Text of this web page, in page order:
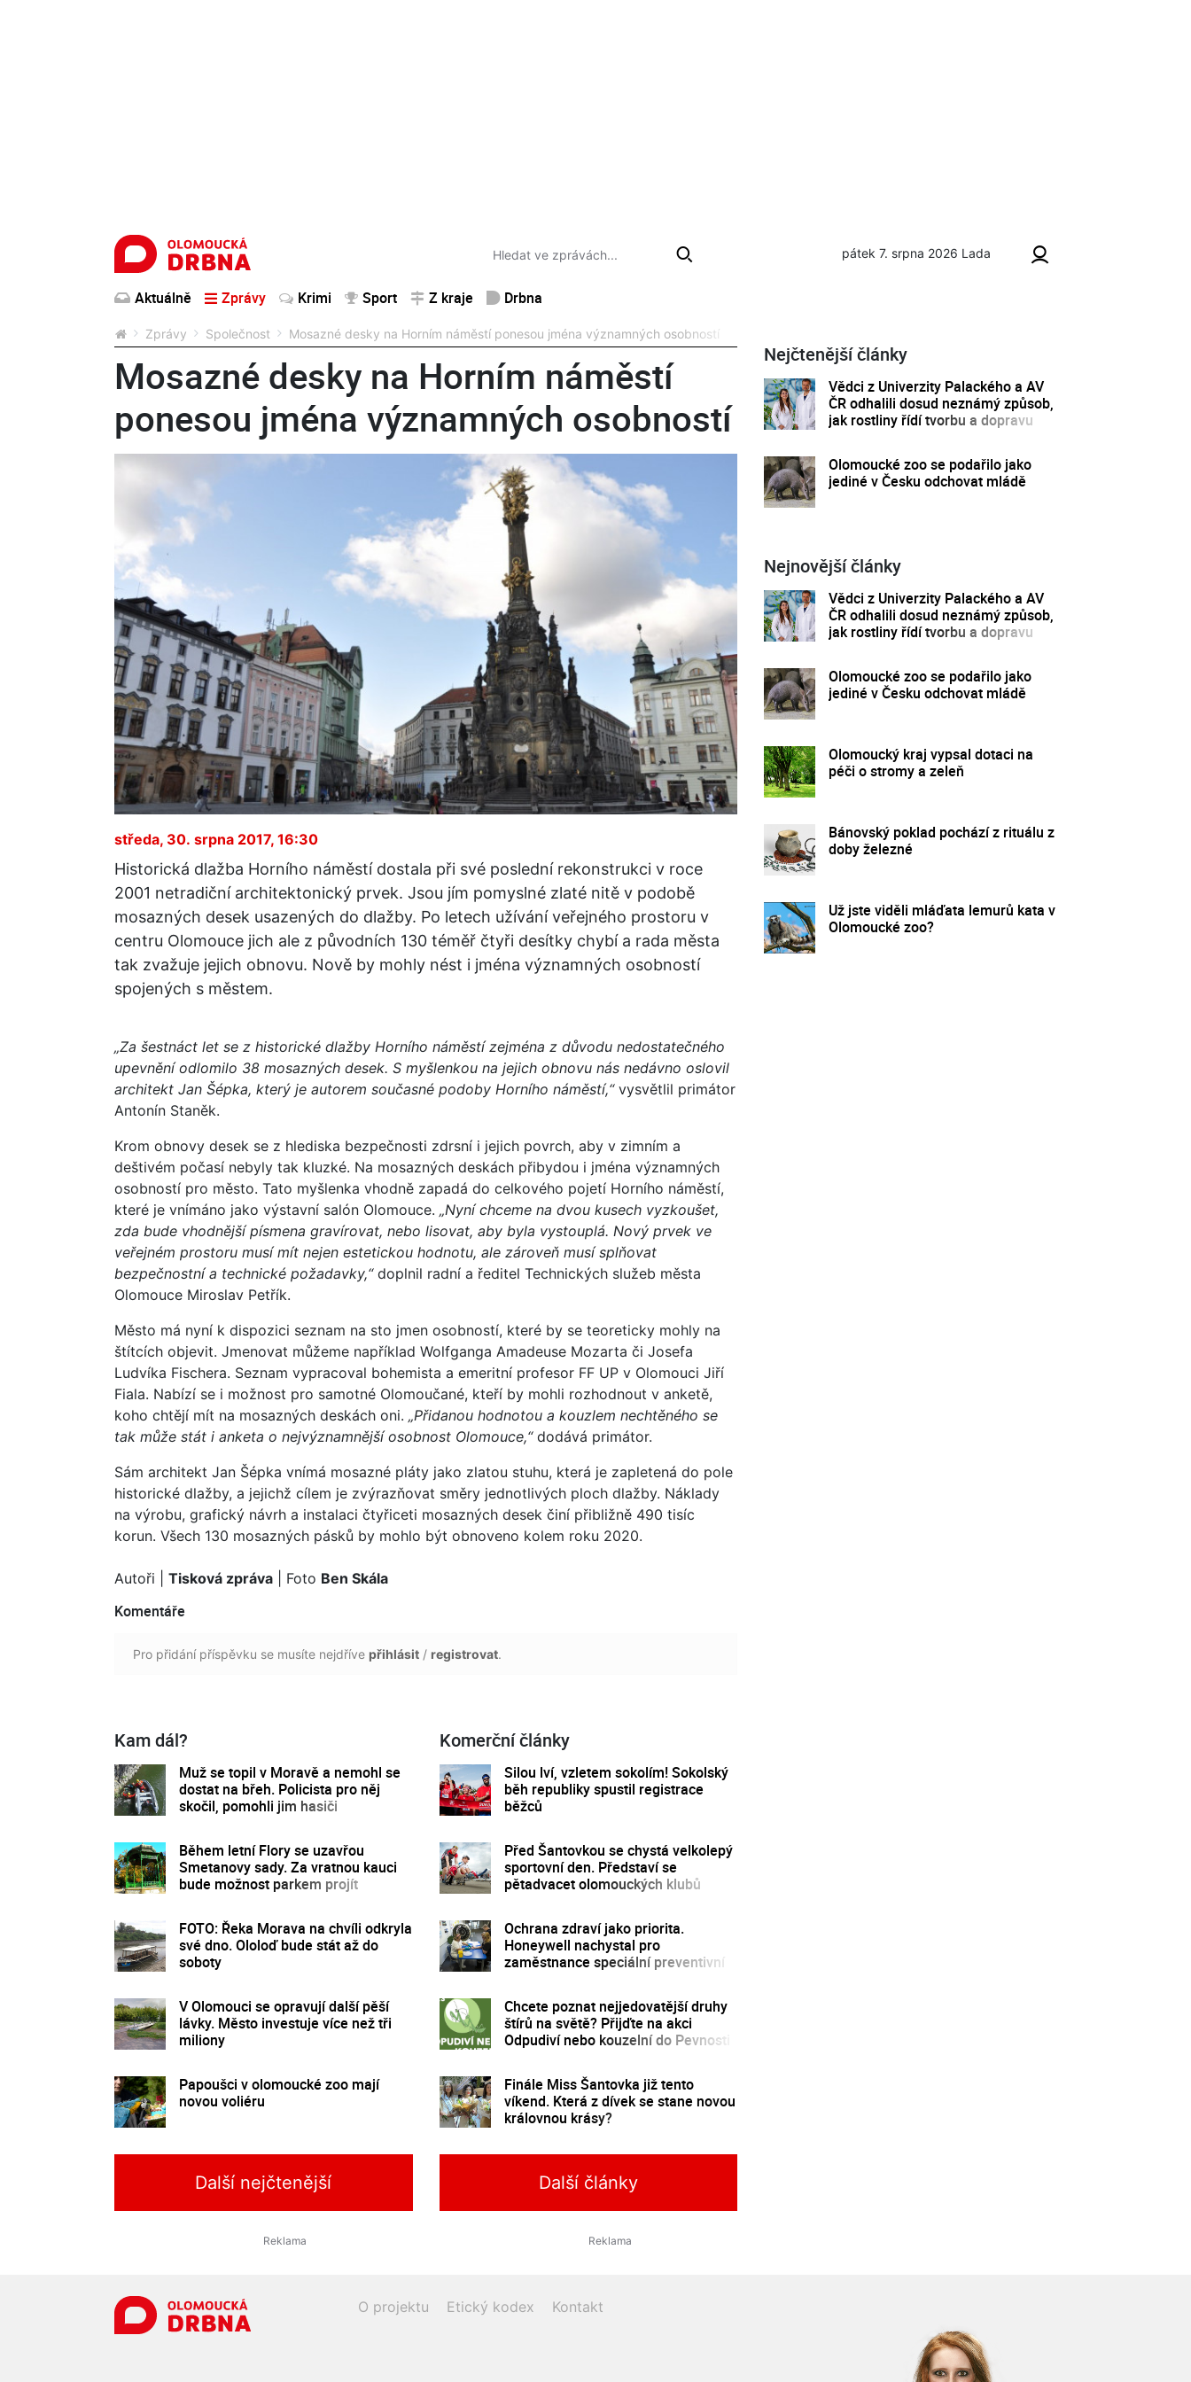
pátek 7. srpna 2026 Lada
Aktuálně Zprávy Krimi Sport Z kraje Drbna
Zprávy Společnost Mosazné desky na Horním náměstí ponesou jména významných osobností
Mosazné desky na Horním náměstí
ponesou jména významných osobností
středa, 30. srpna 2017, 16:30
Historická dlažba Horního náměstí dostala při své poslední rekonstrukci v roce
2001 netradiční architektonický prvek. Jsou jím pomyslné zlaté nitě v podobě
mosazných desek usazených do dlažby. Po letech užívání veřejného prostoru v
centru Olomouce jich ale z původních 130 téměř čtyři desítky chybí a rada města
tak zvažuje jejich obnovu. Nově by mohly nést i jména významných osobností
spojených s městem.
„Za šestnáct let se z historické dlažby Horního náměstí zejména z důvodu nedostatečného
upevnění odlomilo 38 mosazných desek. S myšlenkou na jejich obnovu nás nedávno oslovil
architekt Jan Šépka, který je autorem současné podoby Horního náměstí,“vysvětlil primátor
Antonín Staněk.
Krom obnovy desek se z hlediska bezpečnosti zdrsní i jejich povrch, aby v zimním a
deštivém počasí nebyly tak kluzké. Na mosazných deskách přibydou i jména významných
osobností pro město. Tato myšlenka vhodně zapadá do celkového pojetí Horního náměstí,
které je vnímáno jako výstavní salón Olomouce. „Nyní chceme na dvou kusech vyzkoušet,
zda bude vhodnější písmena gravírovat, nebo lisovat, aby byla vystouplá. Nový prvek ve
veřejném prostoru musí mít nejen estetickou hodnotu, ale zároveň musí splňovat
bezpečnostní a technické požadavky,“doplnil radní a ředitel Technických služeb města
Olomouce Miroslav Petřík.
Město má nyní k dispozici seznam na sto jmen osobností, které by se teoreticky mohly na
štítcích objevit. Jmenovat můžeme například Wolfganga Amadeuse Mozarta či Josefa
Ludvíka Fischera. Seznam vypracoval bohemista a emeritní profesor FF UP v Olomouci Jiří
Fiala. Nabízí se i možnost pro samotné Olomoučané, kteří by mohli rozhodnout v anketě,
koho chtějí mít na mosazných deskách oni. „Přidanou hodnotou a kouzlem nechtěného se
tak může stát i anketa o nejvýznamnější osobnost Olomouce,“dodává primátor.
Sám architekt Jan Šépka vnímá mosazné pláty jako zlatou stuhu, která je zapletená do pole
historické dlažby, a jejichž cílem je zvýrazňovat směry jednotlivých ploch dlažby. Náklady
na výrobu, grafický návrh a instalaci čtyřiceti mosazných desek činí přibližně 490 tisíc
korun. Všech 130 mosazných pásků by mohlo být obnoveno kolem roku 2020.
Autoři Tisková zpráva | Foto Ben Skála
Komentáře
Pro přidání příspěvku se musíte nejdříve přihlásit / registrovat.
Kam dál?
Muž se topil v Moravě a nemohl se
dostat na břeh. Policista pro něj
skočil, pomohli jim hasiči
Během letní Flory se uzavřou
Smetanovy sady. Za vratnou kauci
bude možnost parkem projít
FOTO: Řeka Morava na chvíli odkryla
své dno. Ololoď bude stát až do
soboty
V Olomouci se opravují další pěší
lávky. Město investuje více než tři
miliony
Papoušci v olomoucké zoo mají
novou voliéru
Komerční články
Silou lví, vzletem sokolím! Sokolský
běh republiky spustil registrace
běžců
Před Šantovkou se chystá velkolepý
sportovní den. Představí se
pětadvacet olomouckých klubů
Ochrana zdraví jako priorita.
Honeywell nachystal pro
zaměstnance speciální preventivní
Chcete poznat nejjedovatější druhy
štírů na světě? Přijďte na akci
Odpudiví nebo kouzelní do Pevnosti
Finále Miss Šantovka již tento
víkend. Která z dívek se stane novou
královnou krásy?
Další nejčtenější Další články
Nejčtenější články
Vědci z Univerzity Palackého a AV
ČR odhalili dosud neznámý způsob,
jak rostliny řídí tvorbu a dopravu
Olomoucké zoo se podařilo jako
jediné v Česku odchovat mládě
Nejnovější články
Vědci z Univerzity Palackého a AV
ČR odhalili dosud neznámý způsob,
jak rostliny řídí tvorbu a dopravu
Olomoucké zoo se podařilo jako
jediné v Česku odchovat mládě
Olomoucký kraj vypsal dotaci na
péči o stromy a zeleň
Bánovský poklad pochází z rituálu z
doby železné
Už jste viděli mláďata lemurů kata v
Olomoucké zoo?
O projektu Etický kodex Kontakt